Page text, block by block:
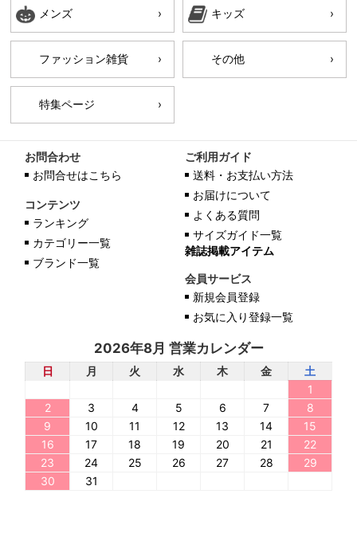
メンズ キッズ
ファッション雑貨 その他
特集ページ
お問合わせ
お問合せはこちら
コンテンツ
ランキング
カテゴリー一覧
ブランド一覧
ご利用ガイド
送料・お支払い方法
お届けについて
よくある質問
サイズガイド一覧
雑誌掲載アイテム
会員サービス
新規会員登録
お気に入り登録一覧
2026年8月 営業カレンダー
日 月 火 水 木 金
土
1
2
3 4 5 6 7
8
9
10 11 12 13 14
15
16
17 18 19 20 21
22
23
24 25 26 27 28
29
30
31